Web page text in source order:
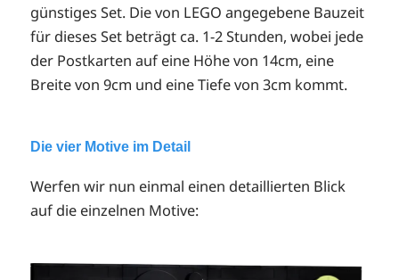
günstiges Set. Die von LEGO angegebene Bauzeit
für dieses Set beträgt ca. 1-2 Stunden, wobei jede
der Postkarten auf eine Höhe von 14cm, eine
Breite von 9cm und eine Tiefe von 3cm kommt.
Die vier Motive im Detail
Werfen wir nun einmal einen detaillierten Blick
auf die einzelnen Motive: